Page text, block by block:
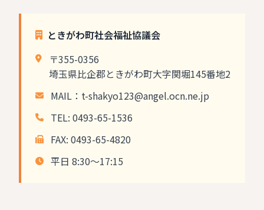
ときがわ町社会福祉協議会
〒355-0356
埼玉県比企郡ときがわ町大字関堀145番地2
MAIL： t-shakyo123@angel.ocn.ne.jp
TEL: 0493-65-1536
FAX: 0493-65-4820
平日 8:30～17:15